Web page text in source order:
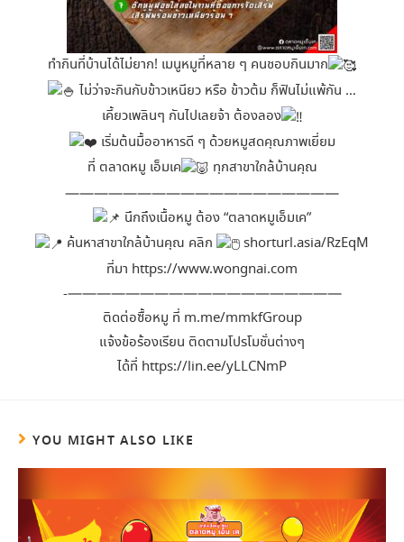
ทำกินที่บ้านได้ไม่ยาก! เมนูหมูที่หลาย ๆ คนชอบกินมาก
ไม่ว่าจะกินกับข้าวเหนียว หรือ ข้าวต้ม ก็ฟินไม่แพ้กัน …
เคี้ยวเพลินๆ กันไปเลยจ้า ต้องลอง
เริ่มต้นมื้ออาหารดี ๆ ด้วยหมูสดคุณภาพเยี่ยม
ที่ ตลาดหมู เอ็มเค
ทุกสาขาใกล้บ้านคุณ
———————————————————
นึกถึงเนื้อหมู ต้อง “ตลาดหมูเอ็มเค”
ค้นหาสาขาใกล้บ้านคุณ คลิก
shorturl.asia/RzEqM
ที่มา https://www.wongnai.com
‐———————————————————
ติดต่อซื้อหมู ที่ m.me/mmkfGroup
แจ้งข้อร้องเรียน ติดตามโปรโมชั่นต่างๆ
ได้ที่ https://lin.ee/yLLCNmP
YOU MIGHT ALSO LIKE